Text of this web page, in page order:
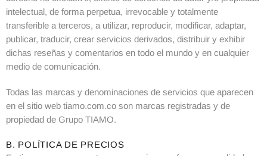
intelectual, de forma perpetua, irrevocable y totalmente
transferible a terceros, a utilizar, reproducir, modificar, adaptar,
publicar, traducir, crear servicios derivados, distribuir y exhibir
dichas reseñas y comentarios en todo el mundo y en cualquier
medio de comunicación.
Todas las marcas y denominaciones de servicios que aparecen
en el sitio web tiamo.com.co son marcas registradas y de
propiedad de Grupo TIAMO.
B. POLÍTICA DE PRECIOS